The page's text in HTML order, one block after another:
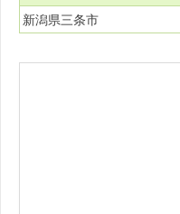
新潟県三条市